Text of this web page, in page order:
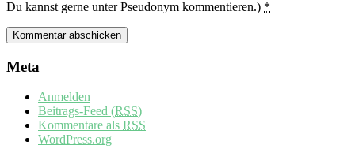
Du kannst gerne unter Pseudonym kommentieren.) *
Meta
Anmelden
Beitrags-Feed (RSS)
Kommentare als RSS
WordPress.org